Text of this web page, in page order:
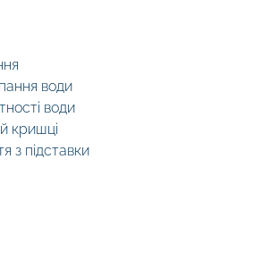
води
води
кришці
з підставки